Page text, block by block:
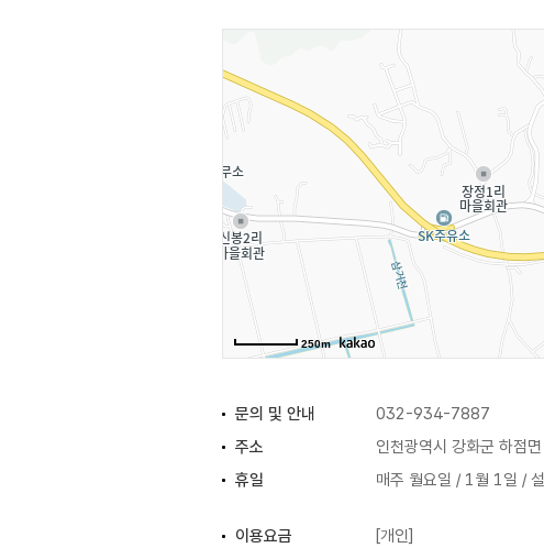
250m
문의 및 안내 032-934-7887
주소
인천광역시 강화군 하점
휴일
매주 월요일 / 1월 1일 /
이용요금
[개인]